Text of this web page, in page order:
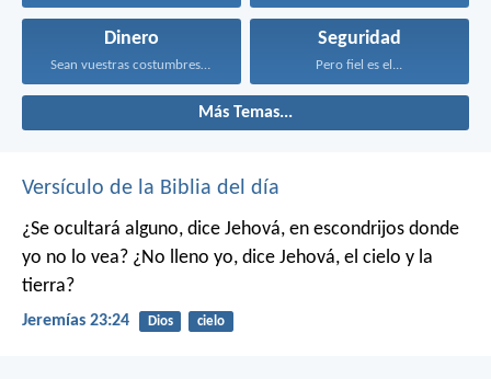
Dinero
Sean vuestras costumbres sin...
Seguridad
Pero fiel es el...
Más Temas...
Versículo de la Biblia del día
¿Se ocultará alguno, dice Jehová, en escondrijos donde
yo no lo vea? ¿No lleno yo, dice Jehová, el cielo y la
tierra?
Jeremías 23:24 Dios cielo